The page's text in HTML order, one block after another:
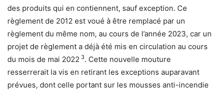
des produits qui en contiennent, sauf exception. Ce
règlement de 2012 est voué à être remplacé par un
règlement du même nom, au cours de l’année 2023, car un
projet de règlement a déjà été mis en circulation au cours
du mois de mai 2022 3. Cette nouvelle mouture
resserrerait la vis en retirant les exceptions auparavant
prévues, dont celle portant sur les mousses anti-incendie